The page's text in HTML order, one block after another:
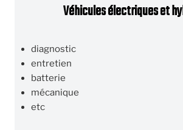
Véhicules électriques et
diagnostic
entretien
batterie
mécanique
etc